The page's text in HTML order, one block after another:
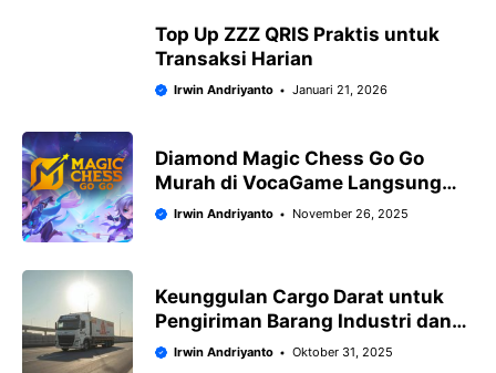
Top Up ZZZ QRIS Praktis untuk
Transaksi Harian
Irwin Andriyanto Januari 21, 2026
Diamond Magic Chess Go Go
Murah di VocaGame Langsung
Masuk Akun
Irwin Andriyanto November 26, 2025
Keunggulan Cargo Darat untuk
Pengiriman Barang Industri dan
Alat Berat di Indonesia
Irwin Andriyanto Oktober 31, 2025